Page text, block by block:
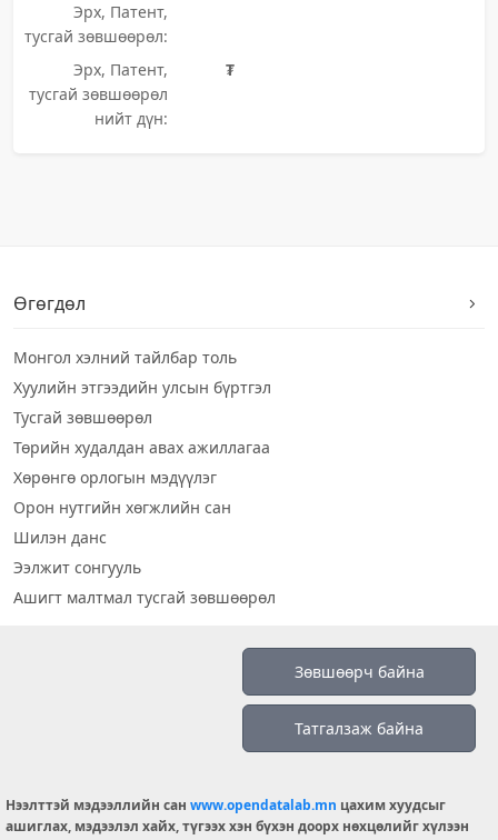
Эрх, Патент,
тусгай зөвшөөрөл:
Эрх, Патент,
тусгай зөвшөөрөл
нийт дүн:
₮
Өгөгдөл
Монгол хэлний тайлбар толь
Хуулийн этгээдийн улсын бүртгэл
Тусгай зөвшөөрөл
Төрийн худалдан авах ажиллагаа
Хөрөнгө орлогын мэдүүлэг
Орон нутгийн хөгжлийн сан
Шилэн данс
Ээлжит сонгууль
Ашигт малтмал тусгай зөвшөөрөл
info@opendatalab.mn
Зөвшөөрч байна
Татгалзаж байна
Нээлттэй мэдээллийн сан www.opendatalab.mn цахим хуудсыг
ашиглах, мэдээлэл хайх, түгээх хэн бүхэн доорх нөхцөлийг хүлээн